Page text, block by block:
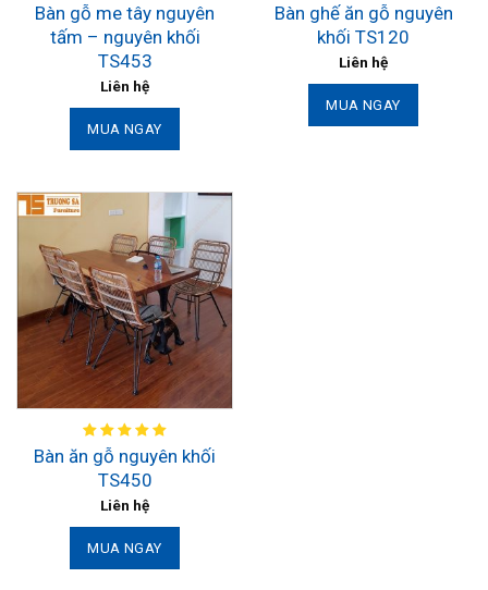
Bàn gỗ me tây nguyên
tấm – nguyên khối
TS453
Liên hệ
MUA NGAY
Bàn ghế ăn gỗ nguyên
khối TS120
Liên hệ
MUA NGAY
Bàn ăn gỗ nguyên khối
TS450
Liên hệ
MUA NGAY